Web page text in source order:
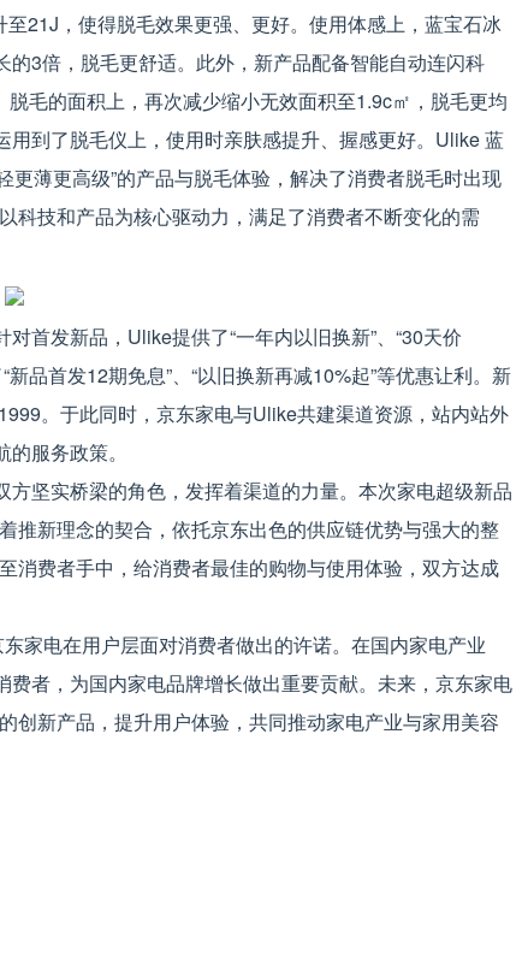
21J，使得脱毛效果更强、更好。使用体感上，蓝宝石冰
3倍，脱毛更舒适。此外，新产品配备智能自动连闪科
毛的面积上，再次减少缩小无效面积至1.9c㎡，脱毛更均
到了脱毛仪上，使用时亲肤感提升、握感更好。Ulike 蓝
薄更高级”的产品与脱毛体验，解决了消费者脱毛时出现
科技和产品为核心驱动力，满足了消费者不断变化的需
首发新品，Ulike提供了“一年内以旧换新”、“30天价
品首发12期免息”、“以旧换新再减10%起”等优惠让利。新
。于此同时，京东家电与Ulike共建渠道资源，站内站外
服务政策。
坚实桥梁的角色，发挥着渠道的力量。本次家电超级新品
推新理念的契合，依托京东出色的供应链优势与强大的整
消费者手中，给消费者最佳的购物与使用体验，双方达成
家电在用户层面对消费者做出的许诺。在国内家电产业
者，为国内家电品牌增长做出重要贡献。未来，京东家电
创新产品，提升用户体验，共同推动家电产业与家用美容